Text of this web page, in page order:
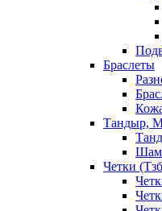
Браслеты
Тандыр,
Четки